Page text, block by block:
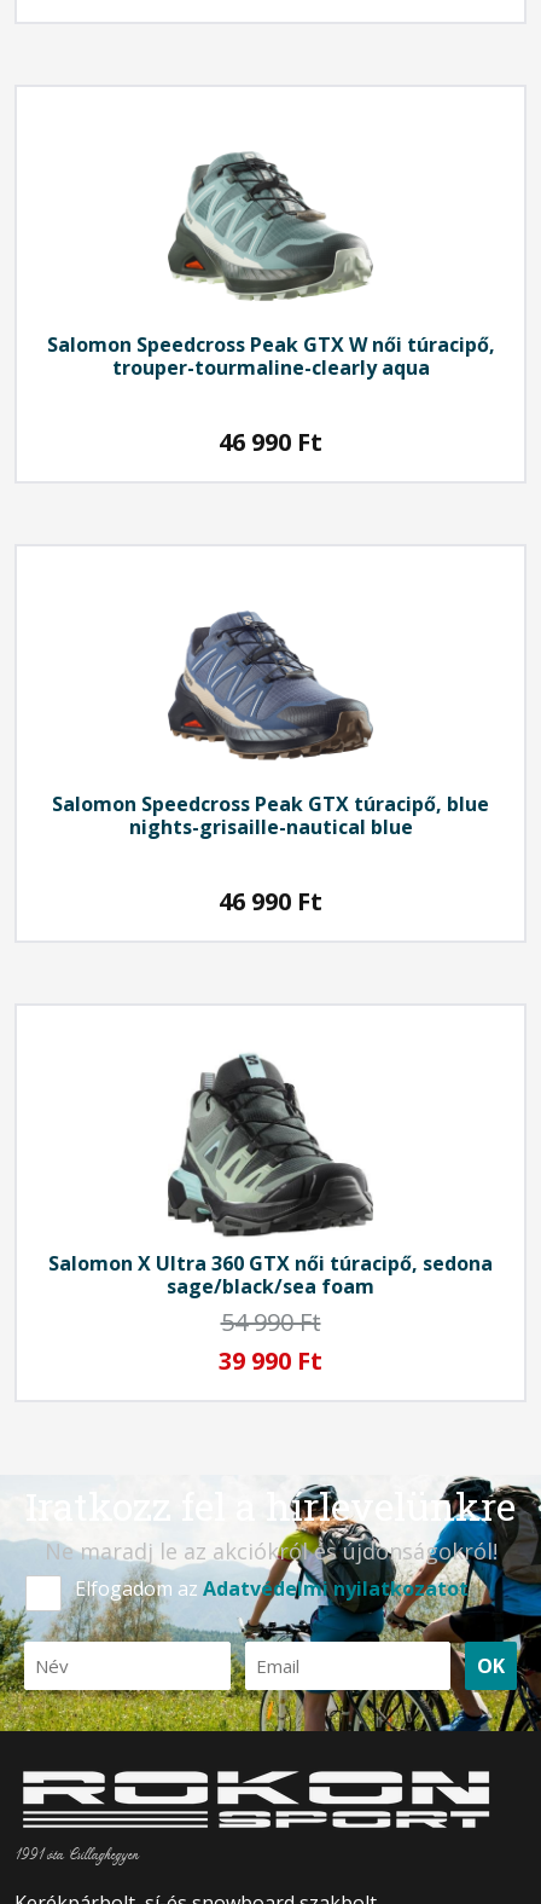
Salomon Speedcross Peak GTX W női túracipő,
trouper-tourmaline-clearly aqua
46 990 Ft
Salomon Speedcross Peak GTX túracipő, blue
nights-grisaille-nautical blue
46 990 Ft
Salomon X Ultra 360 GTX női túracipő, sedona
sage/black/sea foam
54 990 Ft
39 990 Ft
Iratkozz fel a hírlevelünkre
Ne maradj le az akciókról és újdonságokról!
Elfogadom az Adatvédelmi nyilatkozatot
OK
1991 óta Csillaghegyen